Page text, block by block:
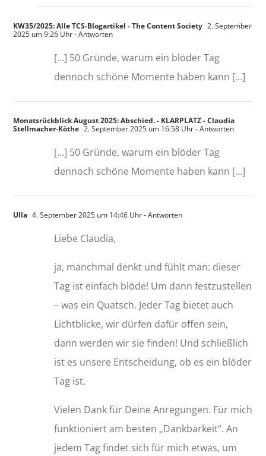
KW35/2025: Alle TCS-Blogartikel - The Content Society 2. September
2025 um 9:26 Uhr- Antworten
[…] 50 Gründe, warum ein blöder Tag
dennoch schöne Momente haben kann […]
Monatsrückblick August 2025: Abschied. - KLARPLATZ - Claudia
Stellmacher-Köthe 2. September 2025 um 16:58 Uhr- Antworten
[…] 50 Gründe, warum ein blöder Tag
dennoch schöne Momente haben kann […]
Ulla 4. September 2025 um 14:46 Uhr- Antworten
Liebe Claudia,
ja, manchmal denkt und fühlt man: dieser
Tag ist einfach blöde! Um dann festzustellen
– was ein Quatsch. Jeder Tag bietet auch
Lichtblicke, wir dürfen dafür offen sein,
dann werden wir sie finden! Und schließlich
ist es unsere Entscheidung, ob es ein blöder
Tag ist.
Vielen Dank für Deine Anregungen. Für mich
funktioniert am besten „Dankbarkeit“. An
jedem Tag findet sich für mich etwas, um